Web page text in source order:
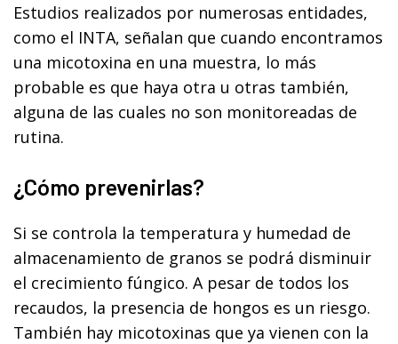
Estudios realizados por numerosas entidades,
como el INTA, señalan que cuando encontramos
una micotoxina en una muestra, lo más
probable es que haya otra u otras también,
alguna de las cuales no son monitoreadas de
rutina.
¿Cómo prevenirlas?
Si se controla la temperatura y humedad de
almacenamiento de granos se podrá disminuir
el crecimiento fúngico. A pesar de todos los
recaudos, la presencia de hongos es un riesgo.
También hay micotoxinas que ya vienen con la